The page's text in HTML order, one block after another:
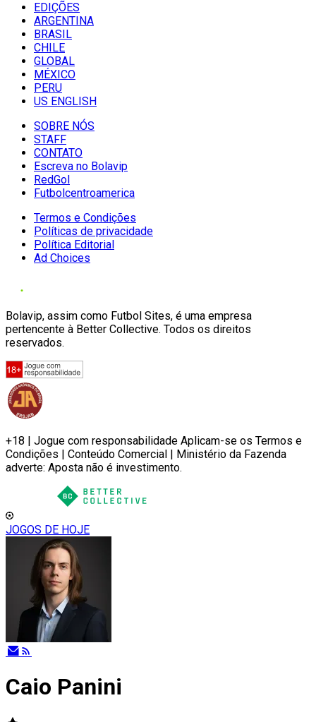
EDIÇÕES
ARGENTINA
BRASIL
CHILE
GLOBAL
MÉXICO
PERU
US ENGLISH
SOBRE NÓS
STAFF
CONTATO
Escreva no Bolavip
RedGol
Futbolcentroamerica
Termos e Condições
Políticas de privacidade
Política Editorial
Ad Choices
Bolavip, assim como Futbol Sites, é uma empresa
pertencente à Better Collective. Todos os direitos
reservados.
+18 | Jogue com responsabilidade Aplicam-se os Termos e
Condições | Conteúdo Comercial | Ministério da Fazenda
adverte: Aposta não é investimento.
JOGOS DE HOJE
Caio Panini